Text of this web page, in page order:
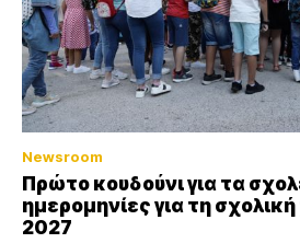
Newsroom
Πρώτο κουδούνι για τα
ημερομηνίες για τη
2027